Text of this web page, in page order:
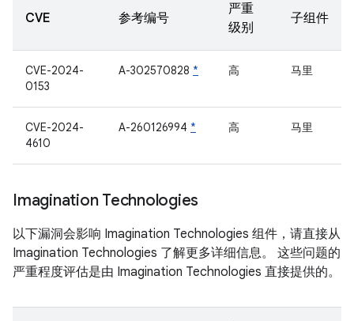
CVE 参考编号
严重
级别
子组件
CVE-2024-
0153
A-302570828 * 高 马里
CVE-2024-
4610
A-260126994 * 高 马里
Imagination Technologies
以下漏洞会影响 Imagination Technologies 组件，请直接从
Imagination Technologies 了解更多详细信息。 这些问题的
严重程度评估是由 Imagination Technologies 直接提供的。